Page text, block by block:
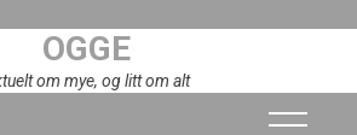
OGGE
om mye, og litt om alt